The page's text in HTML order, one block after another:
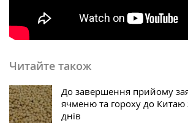
Читайте також
До завершення прийому
ячменю та гороху до
днів